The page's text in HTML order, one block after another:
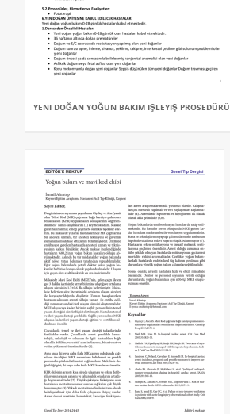
YENI DOĞAN YOĞUN BAKIM IŞLEYIŞ PROSEDÜRÜ